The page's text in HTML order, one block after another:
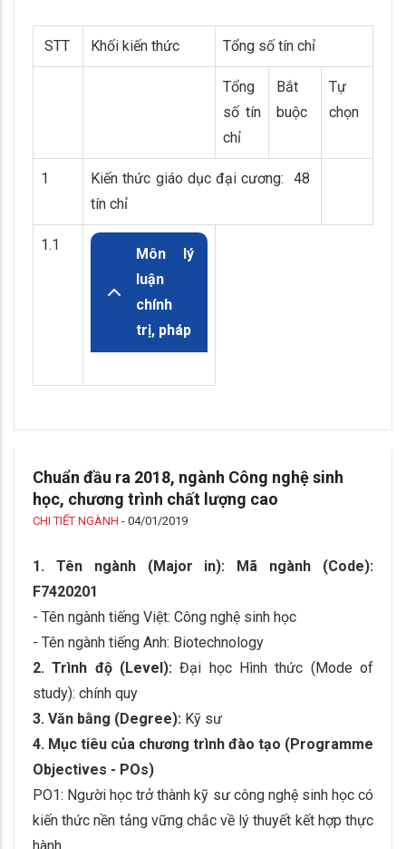
STT Khối kiến thức Tổng số tín chỉ
Tổng
số tín
chỉ
Bắt
buộc
Tự
chọn
1
Kiến thức giáo dục đại cương: 48
tín chỉ
1.1
Môn lý
luận
chính
trị, pháp
Chuẩn đầu ra 2018, ngành Công nghệ sinh
học, chương trình chất lượng cao
CHI TIẾT NGÀNH - 04/01/2019
1. Tên ngành (Major in): Mã ngành (Code):
F7420201
- Tên ngành tiếng Việt: Công nghệ sinh học
- Tên ngành tiếng Anh: Biotechnology
2. Trình độ (Level): Đại học Hình thức (Mode of
study): chính quy
3. Văn bằng (Degree): Kỹ sư
4. Mục tiêu của chương trình đào tạo (Programme
Objectives - POs)
PO1: Người học trở thành kỹ sư công nghệ sinh học có
kiến thức nền tảng vững chắc về lý thuyết kết hợp thực
hành.